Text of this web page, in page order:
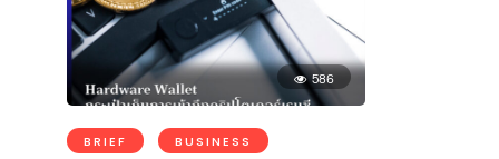
586
BRIEF BUSINESS